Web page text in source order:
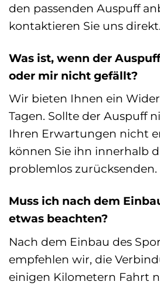
den passenden Auspuff
kontaktieren Sie uns direkt.
Was ist, wenn der
oder mir nicht gefällt?
Wir bieten Ihnen ein
Tagen. Sollte der Auspuff
Ihren Erwartungen nicht
können Sie ihn innerhalb
problemlos zurücksenden.
Muss ich nach dem
etwas beachten?
Nach dem Einbau des
empfehlen wir, die
einigen Kilometern Fahrt